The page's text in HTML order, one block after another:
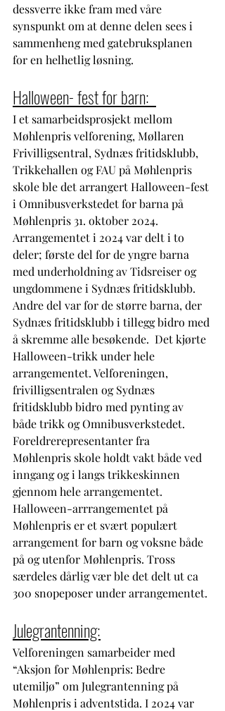
dessverre ikke fram med våre
synspunkt om at denne delen sees i
sammenheng med gatebruksplanen
for en helhetlig løsning.
Halloween- fest for barn:
I et samarbeidsprosjekt mellom
Møhlenpris velforening, Møllaren
Frivilligsentral, Sydnæs fritidsklubb,
Trikkehallen og FAU på Møhlenpris
skole ble det arrangert Halloween-fest
i Omnibusverkstedet for barna på
Møhlenpris 31. oktober 2024.
Arrangementet i 2024 var delt i to
deler; første del for de yngre barna
med underholdning av Tidsreiser og
ungdommene i Sydnæs fritidsklubb.
Andre del var for de større barna, der
Sydnæs fritidsklubb i tillegg bidro med
å skremme alle besøkende.  Det kjørte
Halloween-trikk under hele
arrangementet. Velforeningen,
frivilligsentralen og Sydnæs
fritidsklubb bidro med pynting av
både trikk og Omnibusverkstedet.
Foreldrerepresentanter fra
Møhlenpris skole holdt vakt både ved
inngang og i langs trikkeskinnen
gjennom hele arrangementet.
Halloween-arrrangementet på
Møhlenpris er et svært populært
arrangement for barn og voksne både
på og utenfor Møhlenpris. Tross
særdeles dårlig vær ble det delt ut ca
300 snopeposer under arrangementet.
Julegrantenning:
Velforeningen samarbeider med
“Aksjon for Møhlenpris: Bedre
utemiljø” om Julegrantenning på
Møhlenpris i adventstida. I 2024 var